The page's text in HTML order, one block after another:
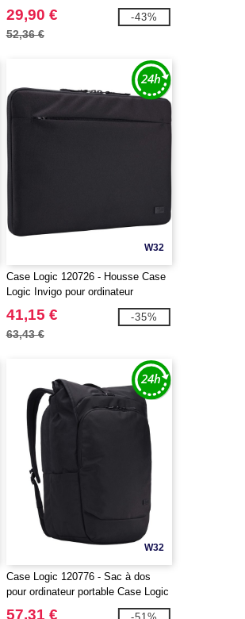
portable 14"
29,90 €
52,36 €
-43%
W32
Case Logic 120726 - Housse Case
Logic Invigo pour ordinateur
portable de 14"
41,15 €
63,43 €
-35%
W32
Case Logic 120776 - Sac à dos
pour ordinateur portable Case Logic
Variate 17" recyclé et extensible
57,31 €